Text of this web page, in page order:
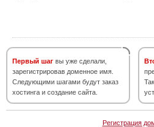
Первый шаг вы уже сделали,
зарегистрировав доменное имя.
Следующими шагами будут заказ
хостинга и создание сайта.
Регистрация